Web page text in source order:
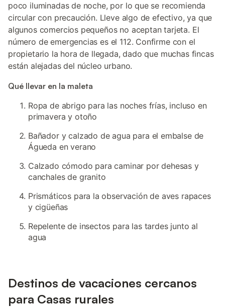
poco iluminadas de noche, por lo que se recomienda
circular con precaución. Lleve algo de efectivo, ya que
algunos comercios pequeños no aceptan tarjeta. El
número de emergencias es el 112. Confirme con el
propietario la hora de llegada, dado que muchas fincas
están alejadas del núcleo urbano.
Qué llevar en la maleta
Ropa de abrigo para las noches frías, incluso en
primavera y otoño
Bañador y calzado de agua para el embalse de
Águeda en verano
Calzado cómodo para caminar por dehesas y
canchales de granito
Prismáticos para la observación de aves rapaces
y cigüeñas
Repelente de insectos para las tardes junto al
agua
Destinos de vacaciones cercanos
para Casas rurales